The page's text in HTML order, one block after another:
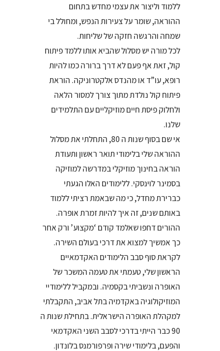
ללמוד וליצור את עצמי מחדש בתחום
ההוראה, שומר על צעירות הנפש, ומחולל בי
שמחה והרגשה חזקה של שליחות.
לכל מורה יש מסלול שהביא אותו ללמד פיתוח
קול, זאת אף פעם לא דרך ברורה כמו להיות
רופא, עו”ד או מהנדס אלקטרוניקה. הוראת
פיתוח קול נולדת מתוך צורך למסור הלאה
ולחלוק פיסת חיים מוזיקליים עם התלמידים
שלנו.
אי שם בסוף שנות ה 80, התחלתי את מסלול
ההוראה שלי בלימודי תואר ראשון ותעודת
הוראה בחינוך מוזיקלי במדרשה למוזיקה
בסמינר לוינסקי. ללימודים האלו הגעתי
כברירת מחדל, כי מה שבאמת רציתי ללמוד
באותם שנים, זה איך להיות זמרת אופרה.
ההורים דחפו שאלמד קודם ‘מקצוע’ ורק אחר
כך אמשיך למצוא את דרכי בעולם השירה.
לקראת סוף סבב הלימודים האקדמאיים
הראשון שלי, טעמתי את טעמה המשכר של
האופרה ונשביתי בקסמיה. ובמקביל ללימודיי
המוזיקולוגיה באקדמיה בתל אביב, התקבלתי
למקהלת האופרה הישראלית. בתחילת שנות ה
90 כבר הייתי בדרכי לסבב השני האקדמאי
והפעם, בלימודי שירה ופרפורמנס בלונדון.